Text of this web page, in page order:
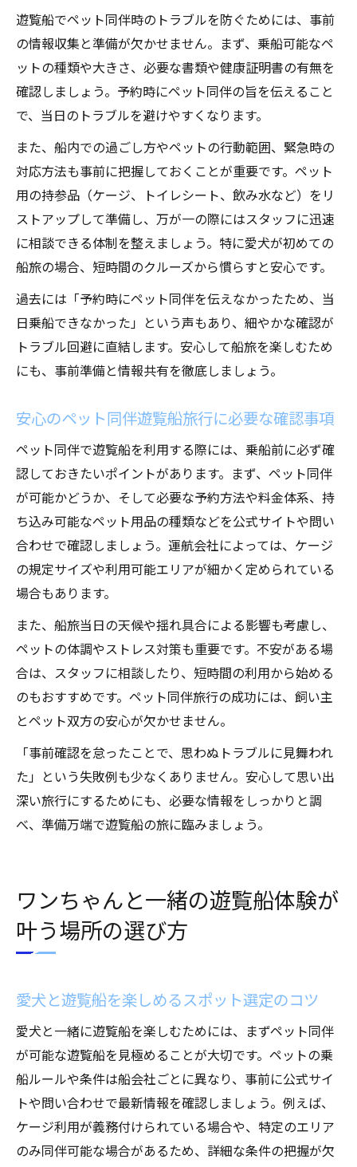
遊覧船でペット同伴時のトラブルを防ぐためには、事前
の情報収集と準備が欠かせません。まず、乗船可能なペ
ットの種類や大きさ、必要な書類や健康証明書の有無を
確認しましょう。予約時にペット同伴の旨を伝えること
で、当日のトラブルを避けやすくなります。
また、船内での過ごし方やペットの行動範囲、緊急時の
対応方法も事前に把握しておくことが重要です。ペット
用の持参品（ケージ、トイレシート、飲み水など）をリ
ストアップして準備し、万が一の際にはスタッフに迅速
に相談できる体制を整えましょう。特に愛犬が初めての
船旅の場合、短時間のクルーズから慣らすと安心です。
過去には「予約時にペット同伴を伝えなかったため、当
日乗船できなかった」という声もあり、細やかな確認が
トラブル回避に直結します。安心して船旅を楽しむため
にも、事前準備と情報共有を徹底しましょう。
安心のペット同伴遊覧船旅行に必要な確認事項
ペット同伴で遊覧船を利用する際には、乗船前に必ず確
認しておきたいポイントがあります。まず、ペット同伴
が可能かどうか、そして必要な予約方法や料金体系、持
ち込み可能なペット用品の種類などを公式サイトや問い
合わせで確認しましょう。運航会社によっては、ケージ
の規定サイズや利用可能エリアが細かく定められている
場合もあります。
また、船旅当日の天候や揺れ具合による影響も考慮し、
ペットの体調やストレス対策も重要です。不安がある場
合は、スタッフに相談したり、短時間の利用から始める
のもおすすめです。ペット同伴旅行の成功には、飼い主
とペット双方の安心が欠かせません。
「事前確認を怠ったことで、思わぬトラブルに見舞われ
た」という失敗例も少なくありません。安心して思い出
深い旅行にするためにも、必要な情報をしっかりと調
べ、準備万端で遊覧船の旅に臨みましょう。
ワンちゃんと一緒の遊覧船体験が
叶う場所の選び方
愛犬と遊覧船を楽しめるスポット選定のコツ
愛犬と一緒に遊覧船を楽しむためには、まずペット同伴
が可能な遊覧船を見極めることが大切です。ペットの乗
船ルールや条件は船会社ごとに異なり、事前に公式サイ
トや問い合わせで最新情報を確認しましょう。例えば、
ケージ利用が義務付けられている場合や、特定のエリア
のみ同伴可能な場合があるため、詳細な条件の把握が欠